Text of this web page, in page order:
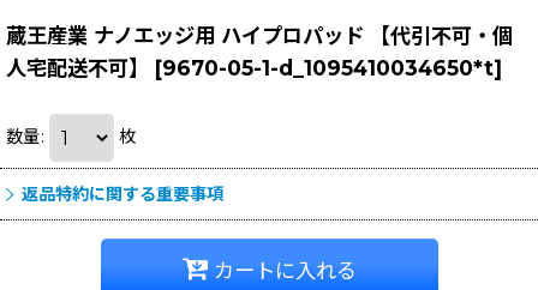
蔵王産業 ナノエッジ用 ハイプロパッド 【代引不可・個
人宅配送不可】
[9670-05-1-d_1095410034650*t]
数量: 枚
返品特約に関する重要事項
カートに入れる